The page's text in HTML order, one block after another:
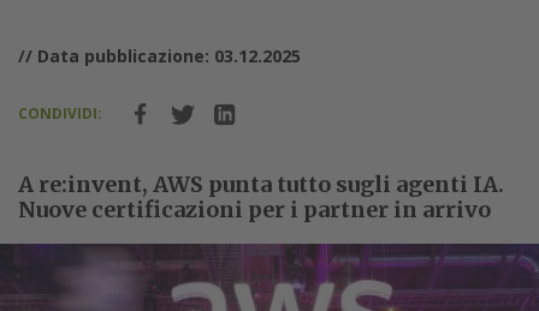
// Data pubblicazione: 03.12.2025
CONDIVIDI:
A re:invent, AWS punta tutto sugli agenti IA.
Nuove certificazioni per i partner in arrivo